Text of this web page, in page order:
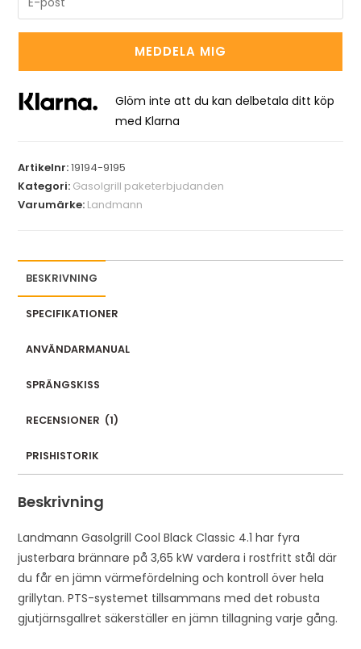
n
t
r
y
m
l
d
o
i
t
h
e
w
a
MEDDELA MIG
Glöm inte att du kan delbetala ditt köp
med Klarna
Artikelnr:19194-9195
Kategori: Gasolgrill paketerbjudanden
Varumärke: Landmann
BESKRIVNING
SPECIFIKATIONER
ANVÄNDARMANUAL
SPRÄNGSKISS
RECENSIONER (1)
PRISHISTORIK
Beskrivning
Landmann Gasolgrill Cool Black Classic 4.1 har fyra
justerbara brännare på 3,65 kW vardera i rostfritt stål där
du får en jämn värmefördelning och kontroll över hela
grillytan. PTS-systemet tillsammans med det robusta
gjutjärnsgallret säkerställer en jämn tillagning varje gång.